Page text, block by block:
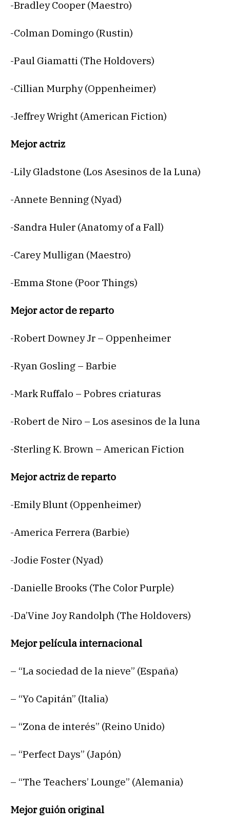
-Bradley Cooper (Maestro)
-Colman Domingo (Rustin)
-Paul Giamatti (The Holdovers)
-Cillian Murphy (Oppenheimer)
-Jeffrey Wright (American Fiction)
Mejor actriz
-Lily Gladstone (Los Asesinos de la Luna)
-Annete Benning (Nyad)
-Sandra Huler (Anatomy of a Fall)
-Carey Mulligan (Maestro)
-Emma Stone (Poor Things)
Mejor actor de reparto
-Robert Downey Jr – Oppenheimer
-Ryan Gosling – Barbie
-Mark Ruffalo – Pobres criaturas
-Robert de Niro – Los asesinos de la luna
-Sterling K. Brown – American Fiction
Mejor actriz de reparto
-Emily Blunt (Oppenheimer)
-America Ferrera (Barbie)
-Jodie Foster (Nyad)
-Danielle Brooks (The Color Purple)
-Da’Vine Joy Randolph (The Holdovers)
Mejor película internacional
– “La sociedad de la nieve” (España)
– “Yo Capitán” (Italia)
– “Zona de interés” (Reino Unido)
– “Perfect Days” (Japón)
– “The Teachers’ Lounge” (Alemania)
Mejor guión original